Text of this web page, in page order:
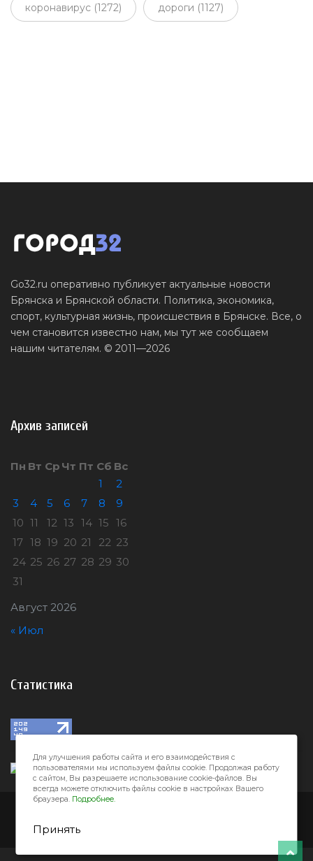
коронавирус (1272) дороги (1127)
Go32.ru оперативно публикует актуальные новости
Брянска и Брянской области. Политика, экономика,
спорт, культурная жизнь, происшествия в Брянске. Все, о
чем становится известно нам, мы тут же сообщаем
нашим читателям. © 2011—2026
Архив записей
Август 2026
Пн Вт Ср Чт Пт Сб Вс
1
2
3
4 5 6 7 8
9
10 11 12 13 14 15 16
17 18 19 20 21 22 23
24 25 26 27 28 29 30
31
« Июл
Статистика
Для улучшения работы сайта и его взаимодействия с
пользователями мы используем файлы cookie. Продолжая работу
с сайтом, Вы разрешаете использование cookie-файлов. Вы
всегда можете отключить файлы cookie в настройках Вашего
браузера. Подробнее.
Принять